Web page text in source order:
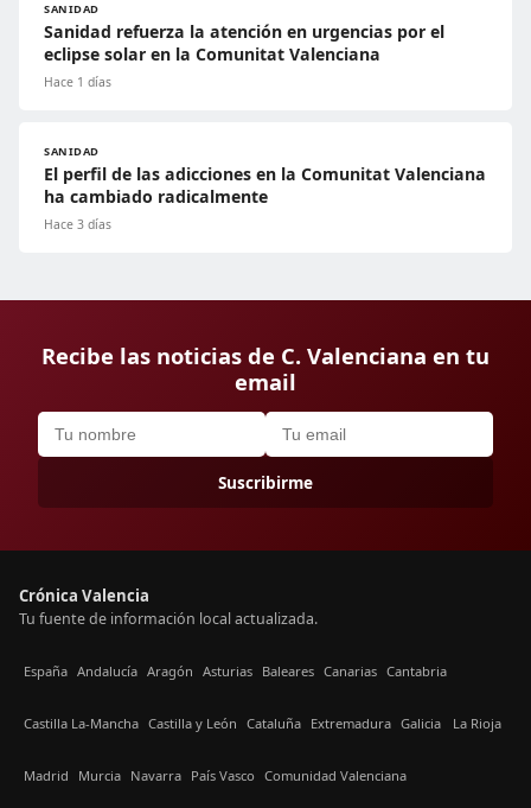
SANIDAD
Sanidad refuerza la atención en urgencias por el
eclipse solar en la Comunitat Valenciana
Hace 1 días
SANIDAD
El perfil de las adicciones en la Comunitat Valenciana
ha cambiado radicalmente
Hace 3 días
Recibe las noticias de C. Valenciana en tu
email
Suscribirme
Crónica Valencia
Tu fuente de información local actualizada.
España Andalucía Aragón Asturias Baleares Canarias Cantabria
Castilla La-Mancha Castilla y León Cataluña Extremadura Galicia La Rioja
Madrid Murcia Navarra País Vasco Comunidad Valenciana